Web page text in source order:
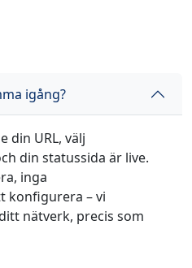
igång?
din URL, välj
din statussida är live.
inga
konfigurera – vi
nätverk, precis som